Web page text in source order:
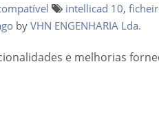
intellicad 10,
by VHN ENGENHARIA Lda.
e melhorias